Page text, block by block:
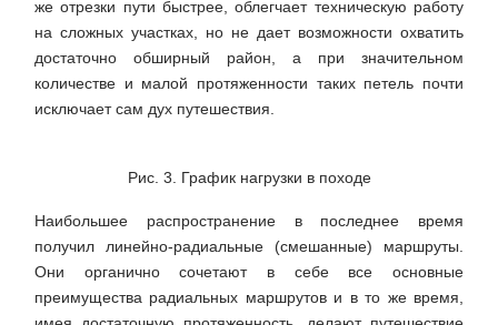
же отрезки пути быстрее, облегчает техническую работу
на сложных участках, но не дает возможности охватить
достаточно обширный район, а при значительном
количестве и малой протяженности таких петель почти
исключает сам дух путешествия.
Рис. 3. График нагрузки в походе
Наибольшее распространение в последнее время
получил линейно-радиальные (смешанные) маршруты.
Они органично сочетают в себе все основные
преимущества радиальных маршрутов и в то же время,